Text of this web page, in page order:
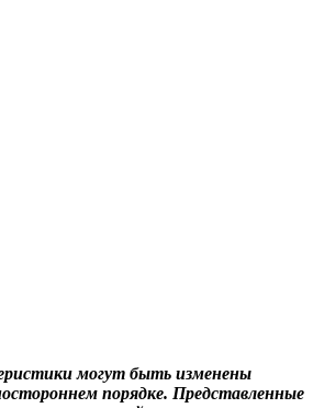
могут быть изменены
порядке. Представленные